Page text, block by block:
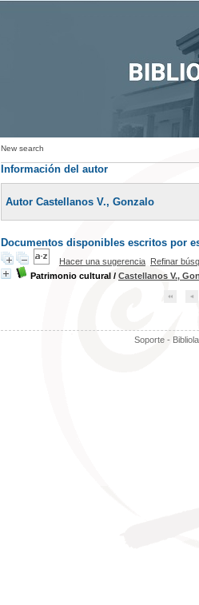
New search
Información del autor
Autor Castellanos V., Gonzalo
Documentos disponibles escritos por
Hacer una sugerencia Refinar
Patrimonio cultural / Castellanos V.,
Soporte -